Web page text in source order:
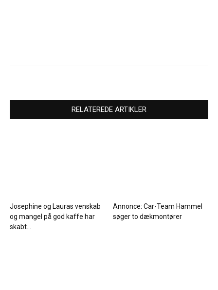
RELATEREDE ARTIKLER
Josephine og Lauras venskab
og mangel på god kaffe har
skabt...
Annonce: Car-Team Hammel
søger to dækmontører